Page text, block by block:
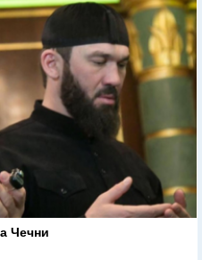
Чечни